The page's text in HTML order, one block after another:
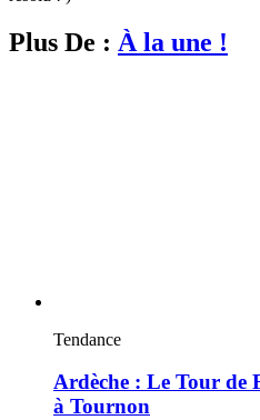
Plus De : À la une !
Tendance
Ardèche : Le Tour de
à Tournon